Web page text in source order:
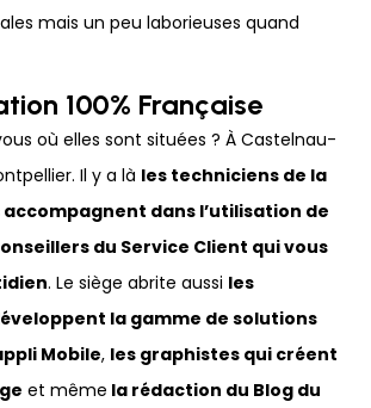
mais un peu laborieuses quand
100% Française
où elles sont situées ? À Castelnau-
Il y a là les techniciens de la
accompagnent dans l’utilisation de
du Service Client qui vous
. Le siège abrite aussi les
la gamme de solutions
Mobile, les graphistes qui créent
et même la rédaction du Blog du